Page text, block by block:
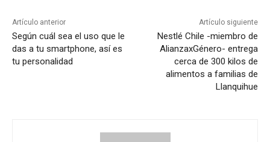
Artículo anterior
Según cuál sea el uso que le
das a tu smartphone, así es
tu personalidad
Artículo siguiente
Nestlé Chile -miembro de
AlianzaxGénero- entrega
cerca de 300 kilos de
alimentos a familias de
Llanquihue